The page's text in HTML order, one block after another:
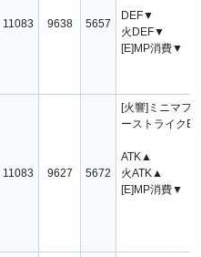
11083 9638 5657
DEF▼
火DEF▼
[E]MP消費▼
11083 9627 5672
[火響]ミニマフ
ーストライク
ATK▲
火ATK▲
[E]MP消費▼